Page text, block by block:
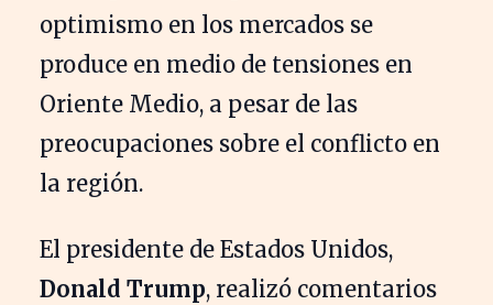
optimismo en los mercados se
produce en medio de tensiones en
Oriente Medio, a pesar de las
preocupaciones sobre el conflicto en
la región.
El presidente de Estados Unidos,
Donald Trump, realizó comentarios